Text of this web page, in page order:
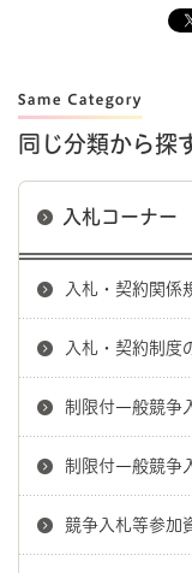
同じ分類から探
入札コーナー
入札・契約関係
入札・契約制度
制限付一般競争
制限付一般競争
競争入札等参加